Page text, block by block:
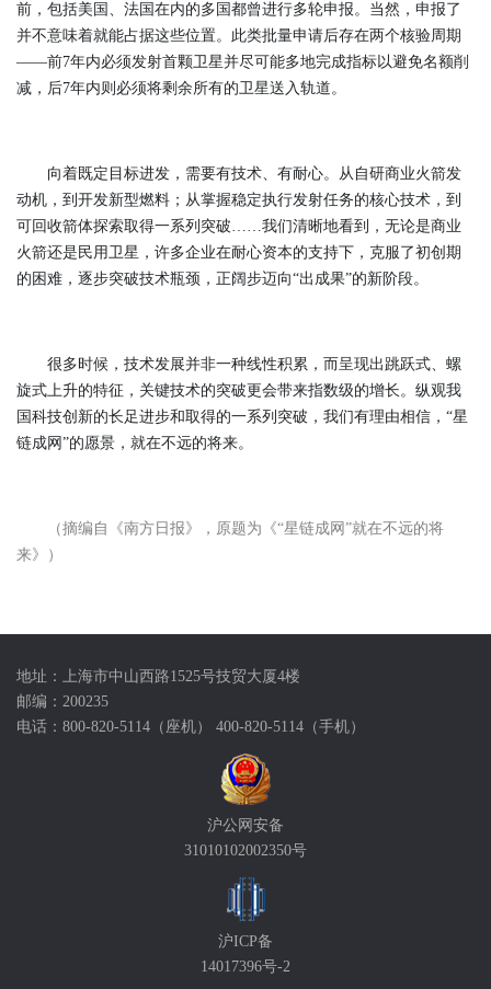
前，包括美国、法国在内的多国都曾进行多轮申报。当然，申报了
并不意味着就能占据这些位置。此类批量申请后存在两个核验周期
——前7年内必须发射首颗卫星并尽可能多地完成指标以避免名额削
减，后7年内则必须将剩余所有的卫星送入轨道。
向着既定目标进发，需要有技术、有耐心。从自研商业火箭发
动机，到开发新型燃料；从掌握稳定执行发射任务的核心技术，到
可回收箭体探索取得一系列突破……我们清晰地看到，无论是商业
火箭还是民用卫星，许多企业在耐心资本的支持下，克服了初创期
的困难，逐步突破技术瓶颈，正阔步迈向“出成果”的新阶段。
很多时候，技术发展并非一种线性积累，而呈现出跳跃式、螺
旋式上升的特征，关键技术的突破更会带来指数级的增长。纵观我
国科技创新的长足进步和取得的一系列突破，我们有理由相信，“星
链成网”的愿景，就在不远的将来。
（摘编自《南方日报》，原题为《“星链成网”就在不远的将
来》）
地址：上海市中山西路1525号技贸大厦4楼
邮编：200235
电话：800-820-5114（座机） 400-820-5114（手机）
沪公网安备
31010102002350号
沪ICP备
14017396号-2